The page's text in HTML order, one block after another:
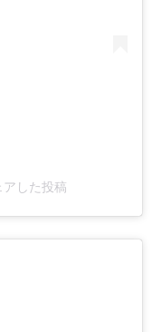
した投稿